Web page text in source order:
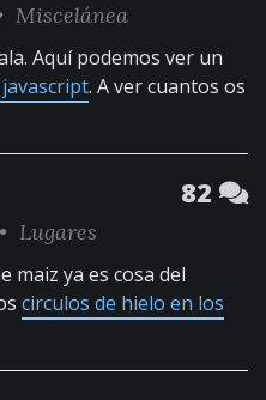
Miscelánea
Aquí podemos ver un
. A ver cuantos os
82
Lugares
maiz ya es cosa del
circulos de hielo en los